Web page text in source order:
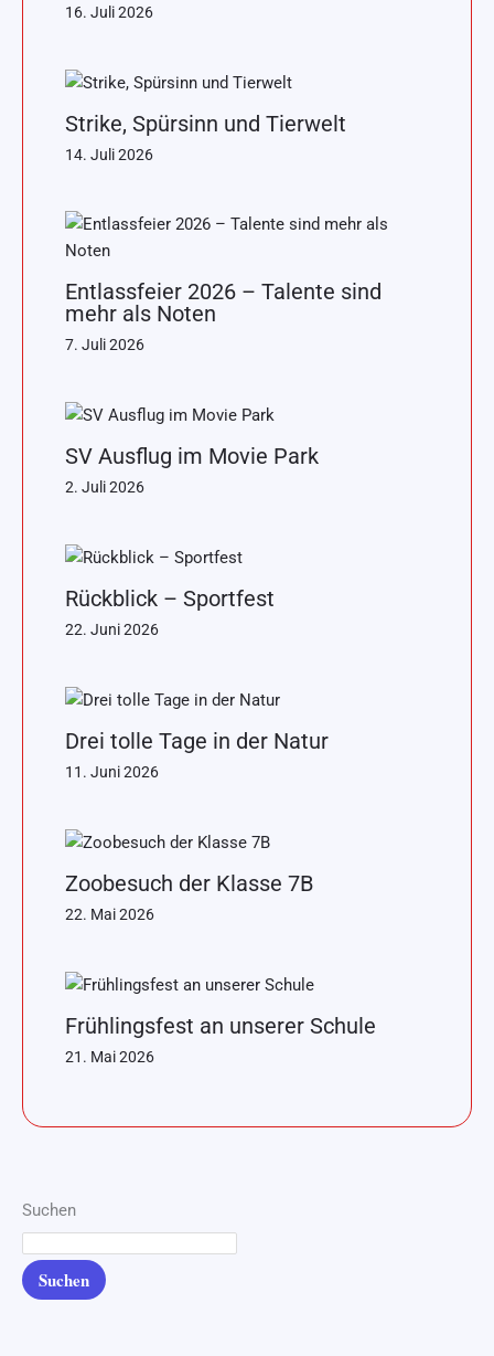
16. Juli 2026
Strike, Spürsinn und Tierwelt
14. Juli 2026
Entlassfeier 2026 – Talente sind
mehr als Noten
7. Juli 2026
SV Ausflug im Movie Park
2. Juli 2026
Rückblick – Sportfest
22. Juni 2026
Drei tolle Tage in der Natur
11. Juni 2026
Zoobesuch der Klasse 7B
22. Mai 2026
Frühlingsfest an unserer Schule
21. Mai 2026
Suchen
Suchen